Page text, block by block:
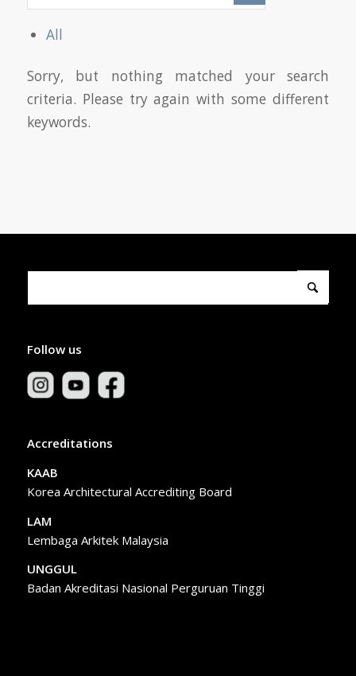
All
Sorry, but nothing matched your search
criteria. Please try again with some different
keywords.
Follow us
Accreditations
KAAB
Korea Architectural Accrediting Board
LAM
Lembaga Arkitek Malaysia
UNGGUL
Badan Akreditasi Nasional Perguruan Tinggi